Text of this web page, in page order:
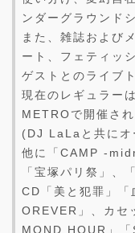
ンダーグラウンド
また、雑誌および
ート、フェティッ
ゲストとのライブ
現在のレギュラー
METROで開催さ
(DJ LaLaと共にオ
他に「CAMP -
「宝塚パリ祭」
CD「美と犯罪」
OREVER」、カセ
MOND HOUR」